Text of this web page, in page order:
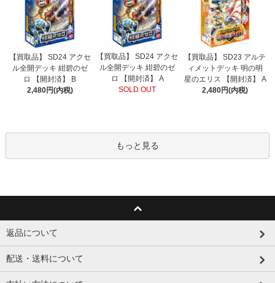
【買取品】 SD24 アクセ
ル全開デッキ 紺碧のゼ
ロ 【開封済】 B
2,480円(内税)
【買取品】 SD24 アクセ
ル全開デッキ 紺碧のゼ
ロ 【開封済】 A
SOLD OUT
【買取品】 SD23 アルテ
ィメットデッキ 明の明
星のエリス 【開封済】 A
2,480円(内税)
もっと見る
返品について
配送・送料について